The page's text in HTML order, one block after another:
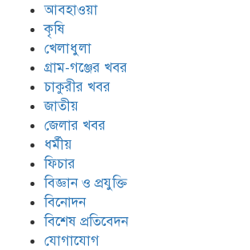
আবহাওয়া
কৃষি
খেলাধুলা
গ্রাম-গঞ্জের খবর
চাকুরীর খবর
জাতীয়
জেলার খবর
ধর্মীয়
ফিচার
বিজ্ঞান ও প্রযুক্তি
বিনোদন
বিশেষ প্রতিবেদন
যোগাযোগ